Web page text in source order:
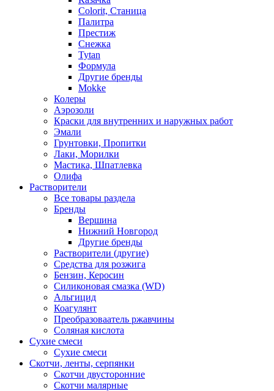
Colorit, Станица
Палитра
Престиж
Снежка
Tytan
Формула
Другие бренды
Mokke
Колеры
Аэрозоли
Краски для внутренних и наружных работ
Эмали
Грунтовки, Пропитки
Лаки, Морилки
Мастика, Шпатлевка
Олифа
Растворители
Все товары раздела
Бренды
Вершина
Нижний Новгород
Другие бренды
Растворители (другие)
Средства для розжига
Бензин, Керосин
Силиконовая смазка (WD)
Альгицид
Коагулянт
Преобразоваатель ржавчины
Соляная кислота
Сухие смеси
Сухие смеси
Скотчи, ленты, серпянки
Скотчи двусторонние
Скотчи малярные